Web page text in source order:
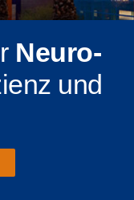
Neuro-
und